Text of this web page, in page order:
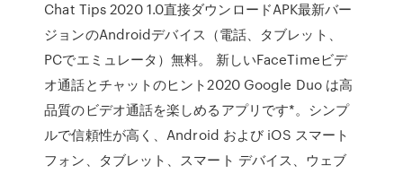
Chat Tips 2020 1.0直接ダウンロードAPK最新バー
ジョンのAndroidデバイス（電話、タブレット、
PCでエミュレータ）無料。 新しいFaceTimeビデ
オ通話とチャットのヒント2020 Google Duo は高
品質のビデオ通話を楽しめるアプリです*。シンプ
ルで信頼性が高く、Android および iOS スマート
フォン、タブレット、スマート デバイス、ウェブ